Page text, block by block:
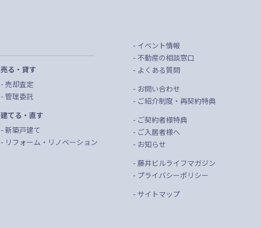
売る・貸す
売却査定
管理委託
建てる・直す
新築戸建て
リフォーム・リノベーション
イベント情報
不動産の相談窓口
よくある質問
お問い合わせ
ご紹介制度・再契約特典
ご契約者様特典
ご入居者様へ
お知らせ
藤井ビルライフマガジン
プライバシーポリシー
サイトマップ